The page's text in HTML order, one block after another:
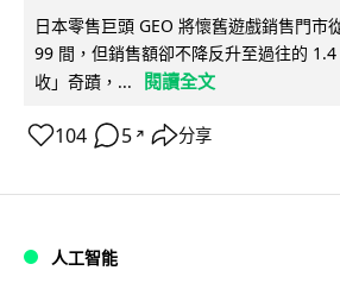
日本零售巨頭 GEO 將懷舊遊戲銷售門市
99 間，但銷售額卻不降反升至過往的
收」奇蹟，...
閱讀全文
104 5 ↗ 分享
人工智能